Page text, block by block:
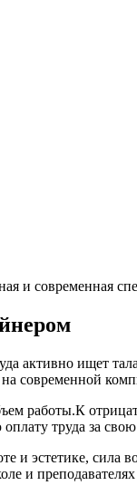
и современная
активно ищет
современной
работы.К
труда за
эстетике, сила
и преподавателях